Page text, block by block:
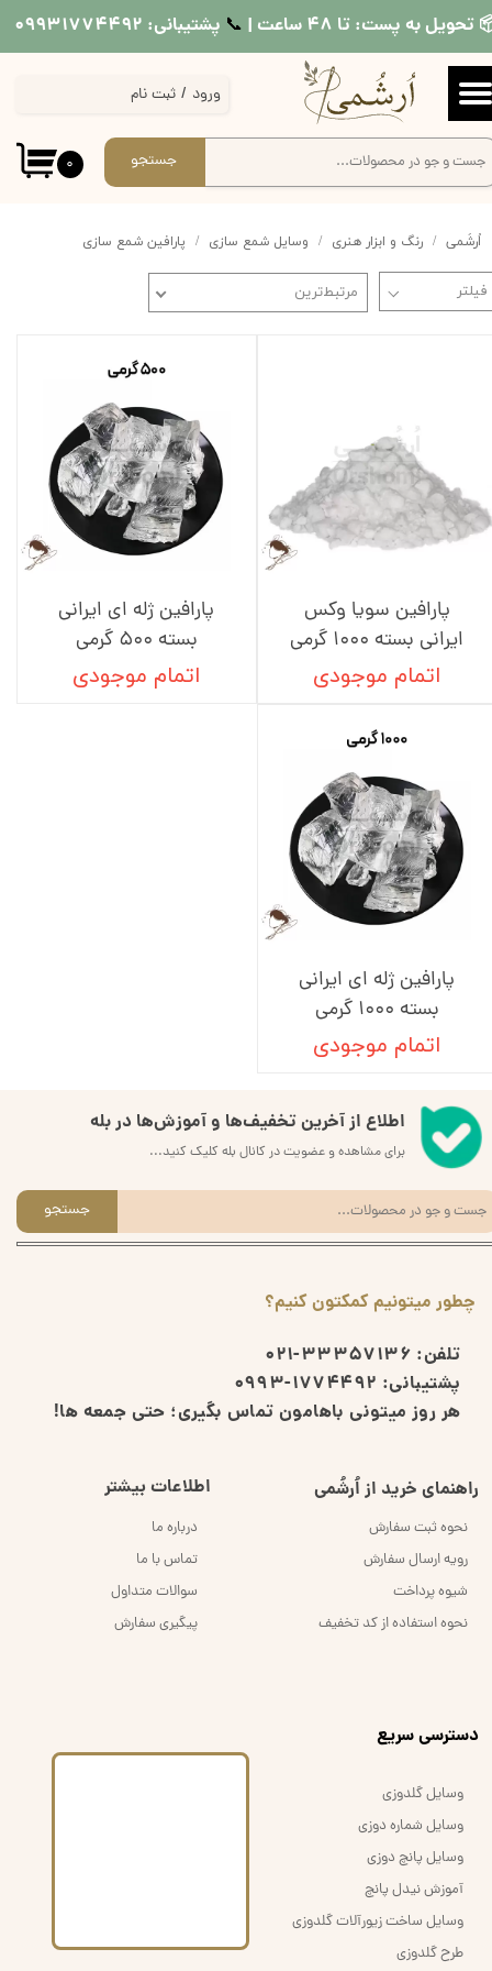
تحویل به پست: تا ۴۸ ساعت | 📞​​​​​​​ پشتیبانی: ۰۹۹۳۱۷۷۴۴۹۲
۰ جستجو
ورود / ثبت نام
حساب کاربری من
تغییر گذر واژه
سفارشات
اُرشُمی رنگ و ابزار هنری وسایل شمع سازی پارافین شمع سازی
مرتبط‌ترین
پارافین سویا وکس
ایرانی بسته 1000 گرمی
اتمام موجودی
پارافین ژله ای ایرانی
بسته 500 گرمی
اتمام موجودی
پارافین ژله ای ایرانی
بسته 1000 گرمی
اتمام موجودی
چطور میتونیم کمکتون کنیم؟
تلفن: 33357136-021
پشتیبانی: 1774492-0993
هر روز میتونی باهامون تماس بگیری؛ حتی جمعه ها!
راهنمای خرید از اُرشُمی
نحوه ثبت سفارش
رویه ارسال سفارش
شیوه پرداخت
نحوه استفاده از کد تخفیف
اطلاعات بیشتر
درباره ما
تماس با ما
سوالات متداول
پیگیری سفارش
اطلاع از آخرین تخفیف‌ها و آموزش‌ها در بله
برای مشاهده و عضویت در کانال بله کلیک کنید...
جستجو
​دسترسی سریع
وسایل گلدوزی
وسایل شماره دوزی
وسایل پانچ دوزی
آموزش نیدل پانچ
وسایل ساخت زیورآلات گلدوزی
طرح گلدوزی